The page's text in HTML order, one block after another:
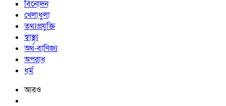
বিনোদন
খেলাধুলা
তথ্যপ্রযুক্তি
স্বাস্থ্য
অর্থ-বাণিজ্য
অপরাধ
ধর্ম
আরও